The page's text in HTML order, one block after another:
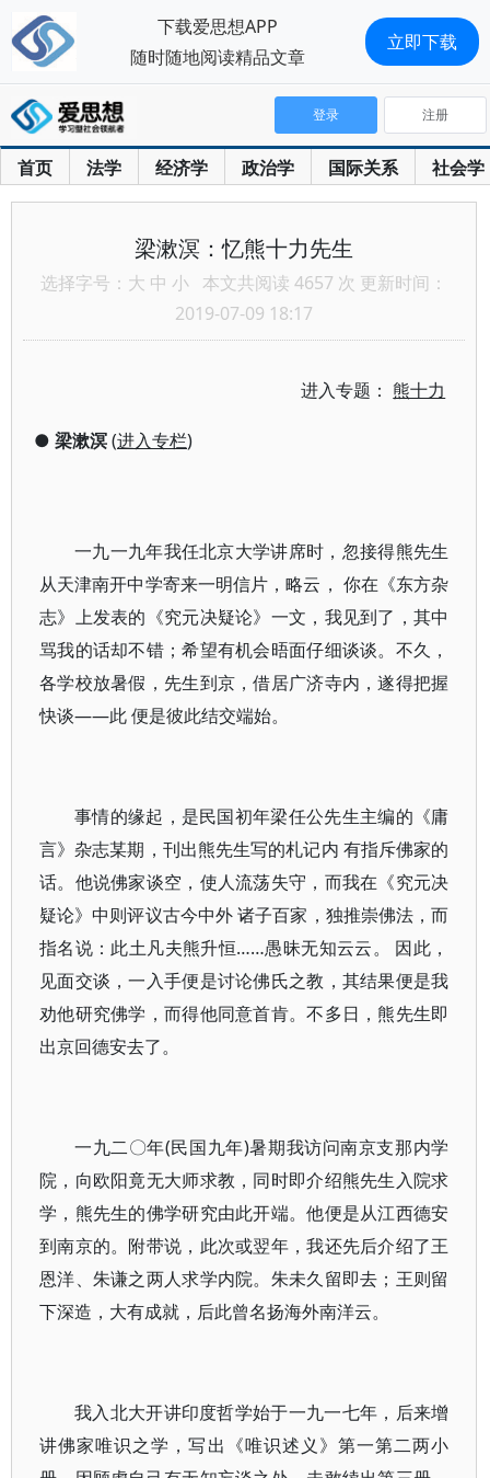
首页 法学 经济学 政治学 国际关系 社会学
登录 注册
梁漱溟：忆熊十力先生
选择字号： 大 中 小 本文共阅读 4657 次 更新时间：
2019-07-09 18:17
进入专题： 熊十力
● 梁漱溟(进入专栏)
一九一九年我任北京大学讲席时，忽接得熊先生
从天津南开中学寄来一明信片，略云， 你在《东方杂
志》上发表的《究元决疑论》一文，我见到了，其中
骂我的话却不错；希望有机会晤面仔细谈谈。不久，
各学校放暑假，先生到京，借居广济寺内，遂得把握
快谈——此 便是彼此结交端始。
事情的缘起，是民国初年梁任公先生主编的《庸
言》杂志某期，刊出熊先生写的札记内 有指斥佛家的
话。他说佛家谈空，使人流荡失守，而我在《究元决
疑论》中则评议古今中外 诸子百家，独推崇佛法，而
指名说：此土凡夫熊升恒……愚昧无知云云。 因此，
见面交谈，一入手便是讨论佛氏之教，其结果便是我
劝他研究佛学，而得他同意首肯。不多日，熊先生即
出京回德安去了。
一九二〇年(民国九年)暑期我访问南京支那内学
院，向欧阳竟无大师求教，同时即介绍熊先生入院求
学，熊先生的佛学研究由此开端。他便是从江西德安
到南京的。附带说，此次或翌年，我还先后介绍了王
恩洋、朱谦之两人求学内院。朱未久留即去；王则留
下深造，大有成就，后此曾名扬海外南洋云。
我入北大开讲印度哲学始于一九一七年，后来增
讲佛家唯识之学，写出《唯识述义》第一第二两小
下载爱思想APP
随时随地阅读精品文章
立即下载